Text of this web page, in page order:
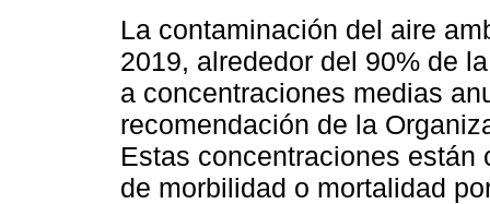
La contaminación del aire
2019, alrededor del 90% de
a concentraciones medias
recomendación de la
Estas concentraciones
de morbilidad o mortalidad